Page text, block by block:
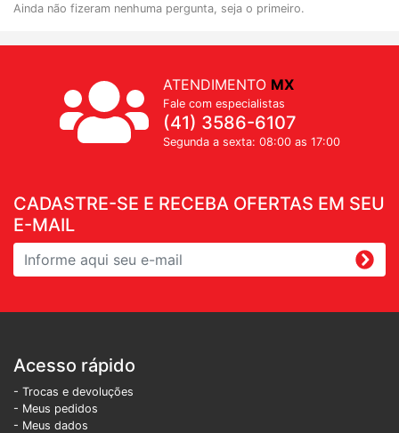
Ainda não fizeram nenhuma pergunta, seja o primeiro.
CADASTRE-SE E RECEBA OFERTAS EM SEU
E-MAIL
ATENDIMENTO MX
Fale com especialistas
(41) 3586-6107
Segunda a sexta: 08:00 as 17:00
Acesso rápido
- Trocas e devoluções
- Meus pedidos
- Meus dados